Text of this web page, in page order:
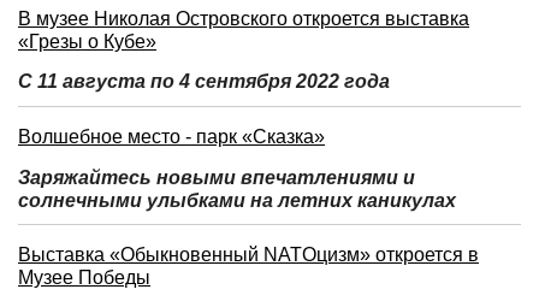
В музее Николая Островского откроется выставка
«Грезы о Кубе»
С 11 августа по 4 сентября 2022 года
Волшебное место - парк «Сказка»
Заряжайтесь новыми впечатлениями и
солнечными улыбками на летних каникулах
Выставка «Обыкновенный NATOцизм» откроется в
Музее Победы